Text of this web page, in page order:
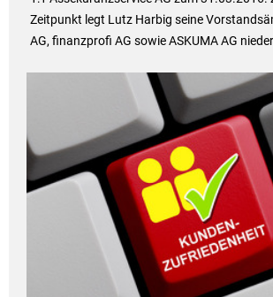
Zeitpunkt legt Lutz Harbig seine
AG, finanzprofi AG sowie ASKUMA AG